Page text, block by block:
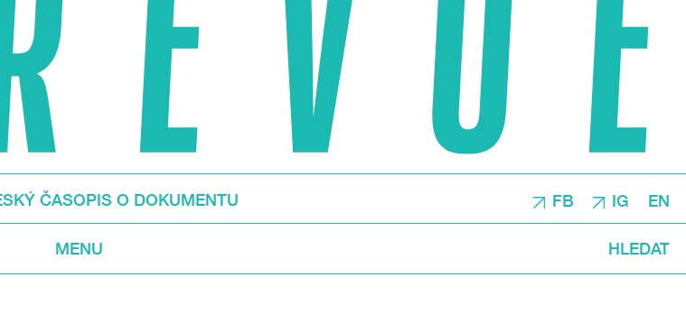
ČASOPIS O DOKUMENTU FB IG EN
MENU HLEDAT